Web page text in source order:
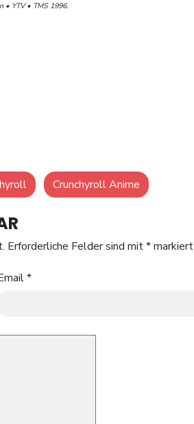
• YTV • TMS 1996.
Crunchyroll Anime
Erforderliche Felder sind mit*markiert
*